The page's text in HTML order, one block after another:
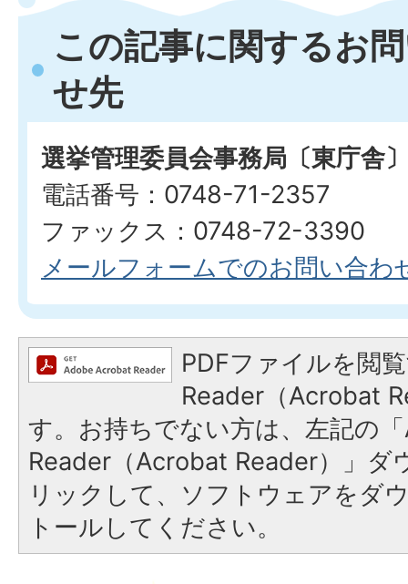
この記事に関するお
せ先
選挙管理委員会事務局〔東庁舎
電話番号：0748-71-2357
ファックス：0748-72-3390
メールフォームでのお問い合わ
PDFファイルを閲
Reader（Acrobat
す。お持ちでない方は、左記の
Reader（Acrobat Reader）」ダ
リックして、ソフトウェアをダ
トールしてください。